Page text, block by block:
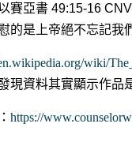
賽亞書‬ ‭49‬:‭15‬-‭16‬
的是上帝絕不忘記我
wiki/
現資料其實顯示作品
https://